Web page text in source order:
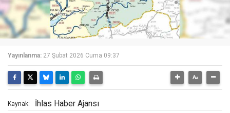
Yayınlanma: 27 Şubat 2026 Cuma 09:37
Kaynak: İhlas Haber Ajansı